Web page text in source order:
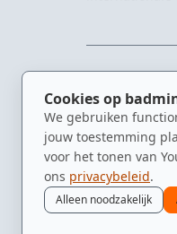
Cookies op
We gebruiken
jouw toestemming
voor het tonen van
ons privacybeleid.
Alleen noodzakelijk
Nieuws
Kennisbank
Spelers
Clubs
Video's